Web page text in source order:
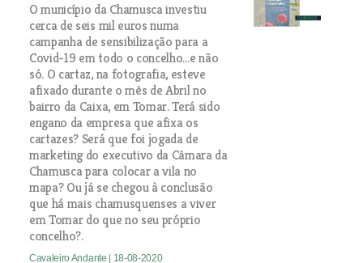
O município da Chamusca investiu
cerca de seis mil euros numa
campanha de sensibilização para a
Covid-19 em todo o concelho…e não
só. O cartaz, na fotografia, esteve
afixado durante o mês de Abril no
bairro da Caixa, em Tomar. Terá sido
engano da empresa que afixa os
cartazes? Será que foi jogada de
marketing do executivo da Câmara da
Chamusca para colocar a vila no
mapa? Ou já se chegou à conclusão
que há mais chamusquenses a viver
em Tomar do que no seu próprio
concelho?.
Cavaleiro Andante | 18-08-2020